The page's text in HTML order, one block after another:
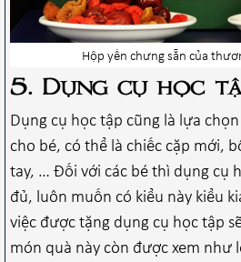
Hộp yến chưng sẵn của
5. Dụng cụ học
Dụng cụ học tập cũng là lựa
cho bé, có thể là chiếc cặp mới,
tay, … Đối với các bé thì dụng cụ
đủ, luôn muốn có kiểu này kiểu
việc được tặng dụng cụ học tập
món quà này còn được xem như